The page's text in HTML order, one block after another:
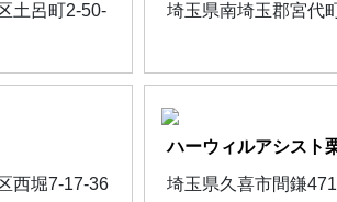
土呂町2-50-
埼玉県南埼玉郡宮代
西堀7-17-36
ハーウィルアシスト
埼玉県久喜市間鎌